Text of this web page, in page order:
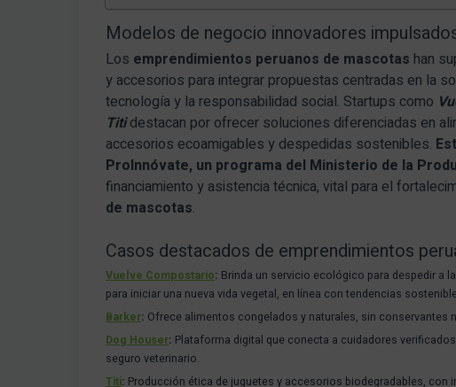
Modelos de negocio innovadores
Los emprendimientos peruanos de mascotas han
y accesorios para integrar propuestas centradas en la
tecnología y la responsabilidad social. Startups como
Titidestacan por ofrecer soluciones diferenciadas en
accesorios ecoamigables y despedidas sostenibles.
ProInnóvate, un programa del Ministerio de la
financiamiento y asistencia técnica, vital para el
de mascotas.​
Casos destacados de emprendimientos
Vuelve Compostario: Brinda un servicio ecológico para despedir
para iniciar una nueva vida vegetal, en línea con tendencias
Barker: Ofrece alimentos congelados y naturales, sin conservantes
Dog Houser: Plataforma digital que conecta a cuidadores
seguro veterinario.
Titi: Producción ética de juguetes y accesorios biodegradables,